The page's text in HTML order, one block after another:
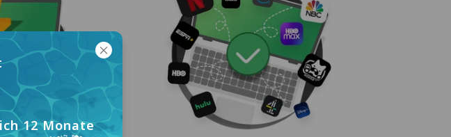
12 Monate